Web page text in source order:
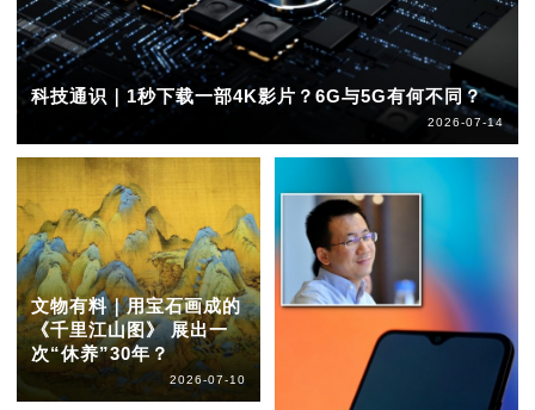
科技通识｜1秒下载一部4K影片？6G与5G有何不同？
2026-07-14
文物有料｜用宝石画成的
《千里江山图》 展出一
次“休养”30年？
2026-07-10